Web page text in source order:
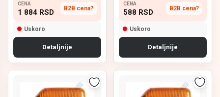
CENA
1 884 RSD B2B cena?
Uskoro
Detaljnije
CENA
588 RSD B2B cena?
Uskoro
Detaljnije